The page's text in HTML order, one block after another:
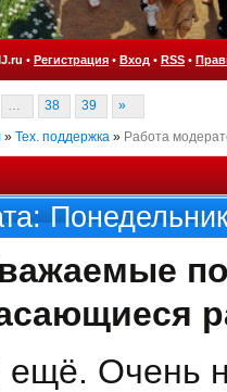
• Регистрация • Вход • RSS •
… 38 39 »
» Тех. поддержка » Работа
ещё. Очень